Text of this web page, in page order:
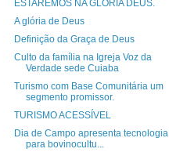
ESTAREMOS NA GLÓRIA DEUS.
A glória de Deus
Definição da Graça de Deus
Culto da família na Igreja Voz da
Verdade sede Cuiaba
Turismo com Base Comunitária um
segmento promissor.
TURISMO ACESSÍVEL
Dia de Campo apresenta tecnologia
para bovinocultu...